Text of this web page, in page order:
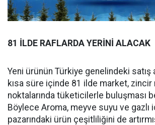
81 İLDE RAFLARDA YERİNİ ALACAK
Yeni ürünün Türkiye genelindeki satış
kısa süre içinde 81 ilde market, zincir
noktalarında tüketicilerle buluşması
Böylece Aroma, meyve suyu ve gazlı
pazarındaki ürün çeşitliliğini de